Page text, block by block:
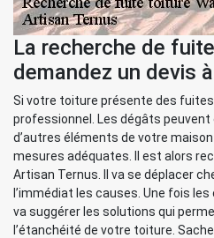
La recherche de
demandez un devis
Si votre toiture présente des
professionnel. Les dégâts
d’autres éléments de votre
mesures adéquates. Il est alors
Artisan Ternus. Il va se déplacer
l’immédiat les causes. Une fois
va suggérer les solutions qui
l’étanchéité de votre toiture.